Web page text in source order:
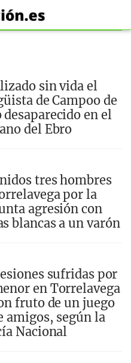
sin vida el
de Campoo de
desaparecido en el
del Ebro
tres hombres
por la
agresión con
blancas a un varón
sufridas por
en Torrelavega
fruto de un juego
amigos, según la
Nacional